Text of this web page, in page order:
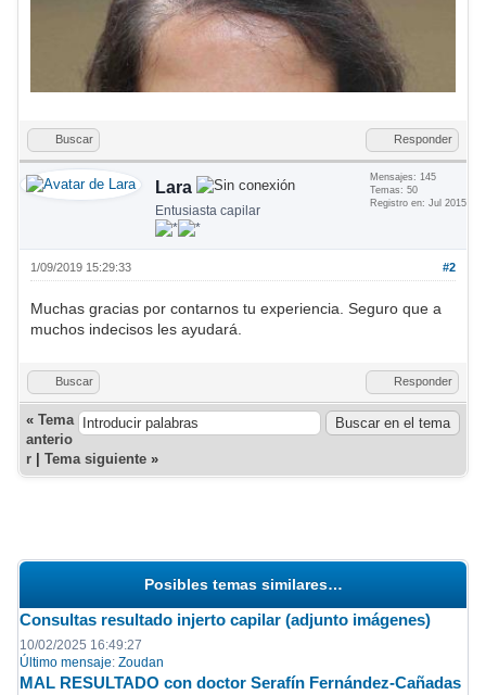
Buscar Responder
Lara
Entusiasta capilar
Mensajes: 145
Temas: 50
Registro en: Jul 2015
#2
1/09/2019 15:29:33
Muchas gracias por contarnos tu experiencia. Seguro que a
muchos indecisos les ayudará.
Buscar Responder
«Tema
anterio
r |Tema siguiente »
Posibles temas similares…
Consultas resultado injerto capilar (adjunto imágenes)
10/02/2025 16:49:27
Último mensaje:Zoudan
MAL RESULTADO con doctor Serafín Fernández-Cañadas